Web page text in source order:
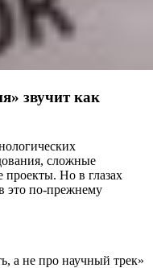
звучит как
сложные
Но в глазах
это по-прежнему
а не про научный трек»